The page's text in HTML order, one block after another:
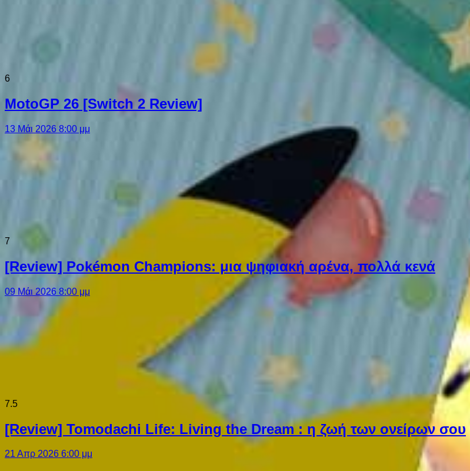
6
MotoGP 26 [Switch 2 Review]
13 Μάι 2026 8:00 μμ
7
[Review] Pokémon Champions: μια ψηφιακή αρένα, πολλά κενά
09 Μάι 2026 8:00 μμ
7.5
[Review] Tomodachi Life: Living the Dream : η ζωή των ονείρων σου
21 Απρ 2026 6:00 μμ